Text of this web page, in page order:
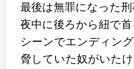
最後は無罪になった刑
夜中に後ろから紐で
シーンでエンディング
脅していた奴がいた